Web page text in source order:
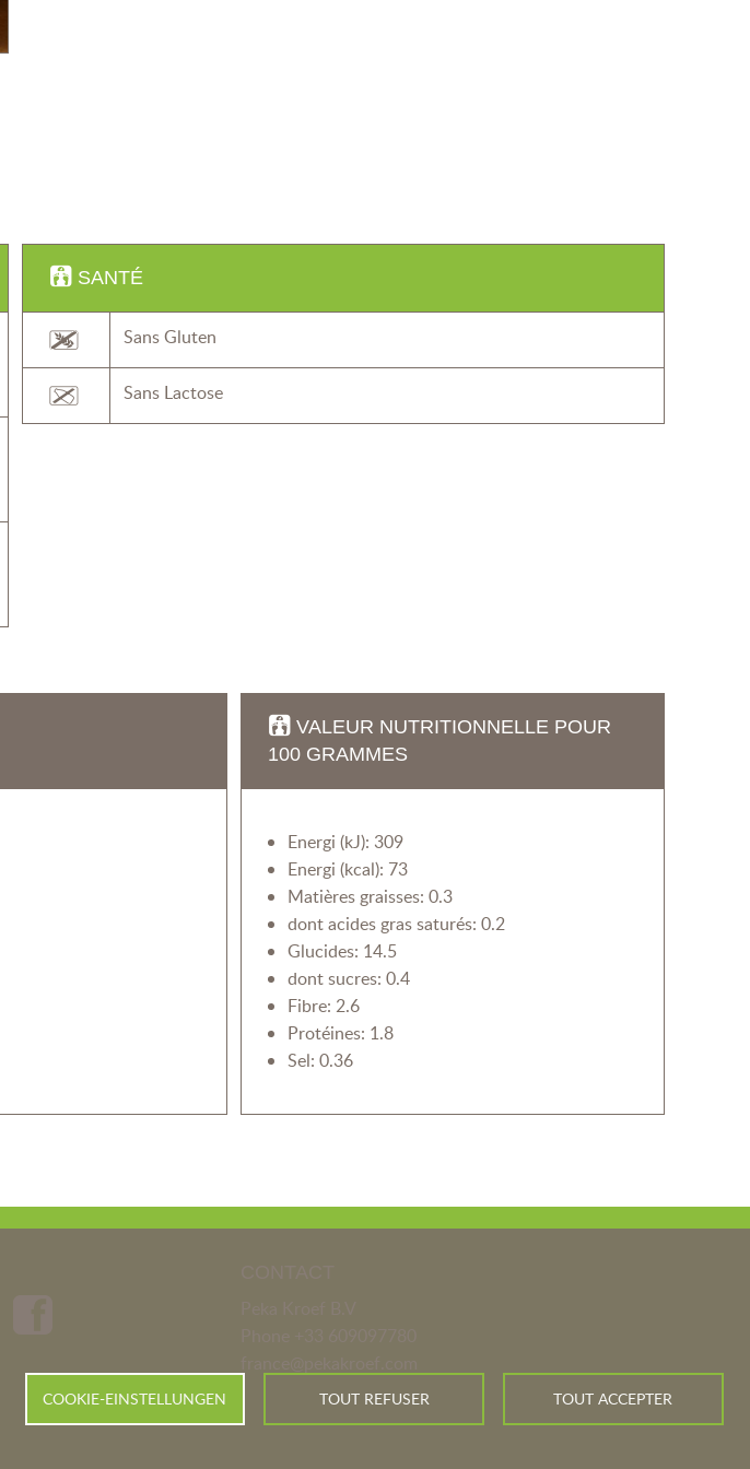
SANTÉ
Sans Gluten
Sans Lactose
VALEUR NUTRITIONNELLE POUR
100 GRAMMES
Energi (kJ): 309
Energi (kcal): 73
Matières graisses: 0.3
dont acides gras saturés: 0.2
Glucides: 14.5
dont sucres: 0.4
Fibre: 2.6
Protéines: 1.8
Sel: 0.36
COOKIE-EINSTELLUNGEN TOUT REFUSER TOUT ACCEPTER